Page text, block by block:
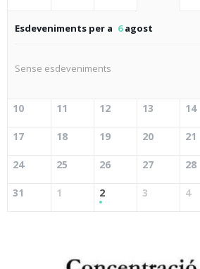
Esdeveniments per a 6agost
Sense esdeveniments
10 11 12 13 14
17 18 19 20 21
24 25 26 27 28
31 1 2 3 4